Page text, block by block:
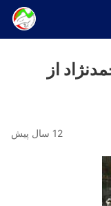
از
12 سال پیش